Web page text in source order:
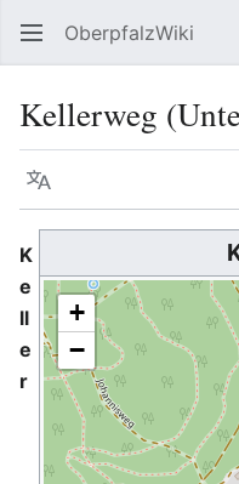
OberpfalzWiki
Kellerweg
Sprache
+
−
K
e
ll
e
r